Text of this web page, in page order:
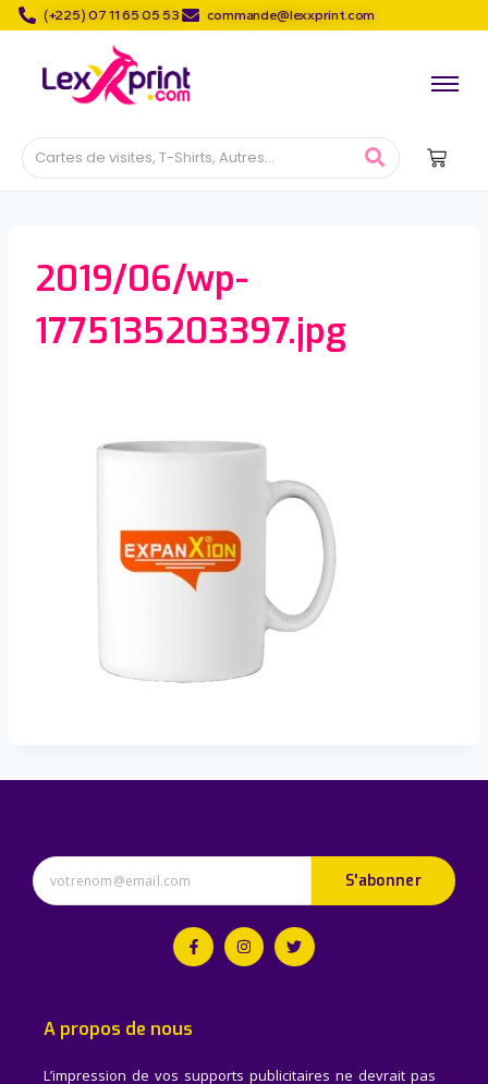
(+225) 07 11 65 05 53 commande@lexxprint.com
2019/06/wp-
1775135203397.jpg
S'abonner
A propos de nous
L’impression de vos supports publicitaires ne devrait pas